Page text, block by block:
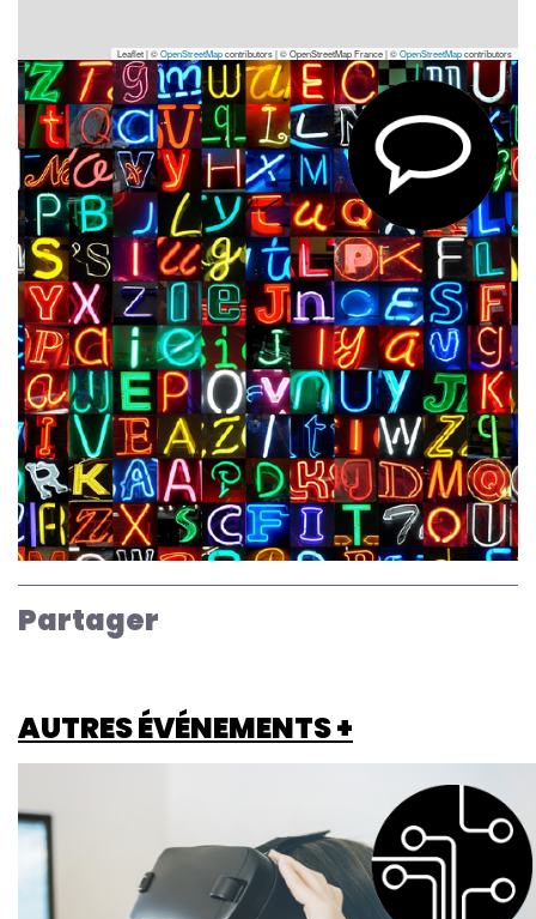
Leaflet | ©OpenStreetMapcontributors|© OpenStreetMap France | ©OpenStreetMapcontributors
Partager
AUTRES ÉVÉNEMENTS +